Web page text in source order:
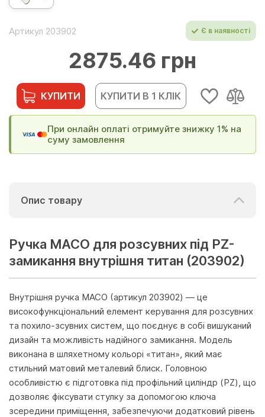
Артикул 203902 Є в наявності
2875.46 грн
КУПИТИ КУПИТИ В 1 КЛІК
При онлайн оплаті отримуйте знижку 1% на
суму замовлення
Опис товару
Ручка MACO для розсувних під PZ-
замикання внутрішня титан (203902)
Внутрішня ручка MACO (артикул 203902) — це
високофункціональний елемент керування для розсувних
та похило-зсувних систем, що поєднує в собі вишуканий
дизайн та можливість надійного замикання. Модель
виконана в шляхетному кольорі «титан», який має
стильний матовий металевий блиск. Головною
особливістю є підготовка під профільний циліндр (PZ), що
дозволяє фіксувати стулку за допомогою ключа
зсередини приміщення, забезпечуючи додатковий рівень